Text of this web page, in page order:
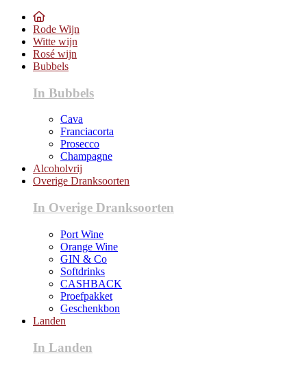
Rode Wijn
Witte wijn
Rosé wijn
Bubbels
In Bubbels
Cava
Franciacorta
Prosecco
Champagne
Alcoholvrij
Overige Dranksoorten
In Overige Dranksoorten
Port Wine
Orange Wine
GIN & Co
Softdrinks
CASHBACK
Proefpakket
Geschenkbon
Landen
In Landen